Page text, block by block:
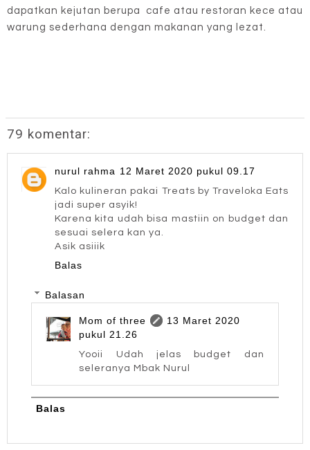
dapatkan kejutan berupa cafe atau restoran kece atau
warung sederhana dengan makanan yang lezat.
79 komentar:
nurul rahma 12 Maret 2020 pukul 09.17
Kalo kulineran pakai Treats by Traveloka Eats
jadi super asyik!
Karena kita udah bisa mastiin on budget dan
sesuai selera kan ya.
Asik asiiik
Balas
Balasan
Mom of three
13 Maret 2020
pukul 21.26
Yooii Udah jelas budget dan
seleranya Mbak Nurul
Balas